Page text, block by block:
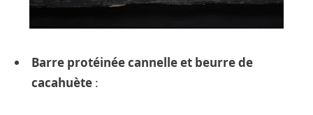
Barre protéinée cannelle et beurre de
cacahuète :